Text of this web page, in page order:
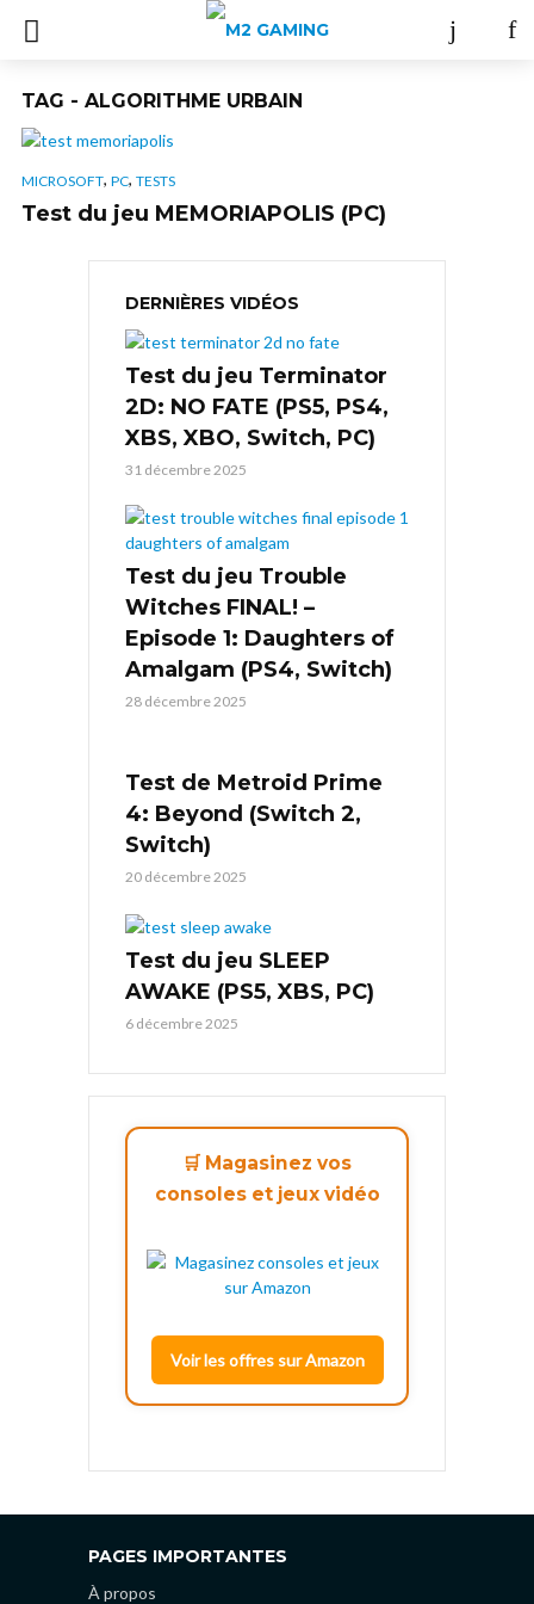
TAG - ALGORITHME URBAIN
MICROSOFT, PC, TESTS
Test du jeu MEMORIAPOLIS (PC)
DERNIÈRES VIDÉOS
Test du jeu Terminator
2D: NO FATE (PS5, PS4,
XBS, XBO, Switch, PC)
31 décembre 2025
Test du jeu Trouble
Witches FINAL! –
Episode 1: Daughters of
Amalgam (PS4, Switch)
28 décembre 2025
Test de Metroid Prime
4: Beyond (Switch 2,
Switch)
20 décembre 2025
Test du jeu SLEEP
AWAKE (PS5, XBS, PC)
6 décembre 2025
🛒 Magasinez vos
consoles et jeux vidéo
Voir les offres sur Amazon
PAGES IMPORTANTES
À propos